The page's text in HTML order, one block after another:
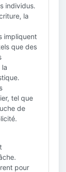
individus.
la
impliquent
que des
tel que
de
pour